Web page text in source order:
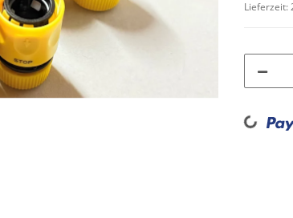
Lieferzeit:
Loading...